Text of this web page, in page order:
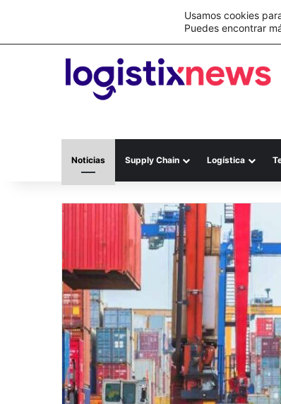
C&A México completa la
Noticias Supply Chain Logística
Usamos cookies
Puedes encontrar